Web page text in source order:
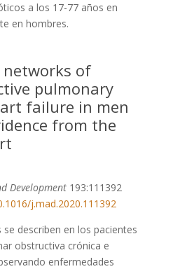
a los 17-77 años en
en hombres.
of
pulmonary
failure in men
from the
Development193:111392
j.mad.2020.111392
describen en los pacientes
obstructiva crónica e
enfermedades